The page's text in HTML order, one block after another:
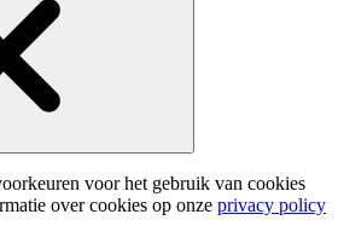
voor het gebruik van cookies
over cookies op onze privacy policy